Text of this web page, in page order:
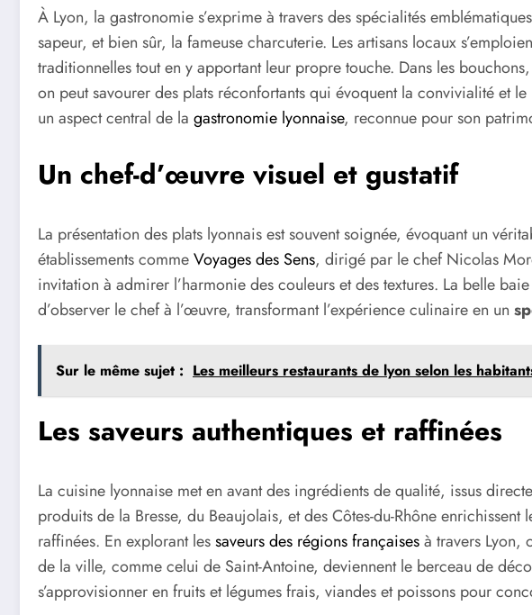
À Lyon, la gastronomie s’exprime à travers des spécialités
sapeur, et bien sûr, la fameuse charcuterie. Les artisans locaux
traditionnelles tout en y apportant leur propre touche. Dans les
on peut savourer des plats réconfortants qui évoquent la convivialité et
un aspect central de la gastronomie lyonnaise, reconnue pour son
Un chef-d’œuvre visuel et gustatif
La présentation des plats lyonnais est souvent soignée, évoquant un
établissements commeVoyages des Sens, dirigé par le chef Nicolas
invitation à admirer l’harmonie des couleurs et des textures. La belle
d’observer le chef à l’œuvre, transformant l’expérience culinaire en un
Sur le même sujet : Les meilleurs restaurants de lyon selon les
Les saveurs authentiques et raffinées
La cuisine lyonnaise met en avant des ingrédients de qualité, issus
produits de la Bresse, du Beaujolais, et des Côtes-du-Rhône enrichissent
raffinées. En explorant lessaveurs des régions françaisesà travers Lyon,
de la ville, comme celui de Saint-Antoine, deviennent le berceau de
s’approvisionner en fruits et légumes frais, viandes et poissons pour